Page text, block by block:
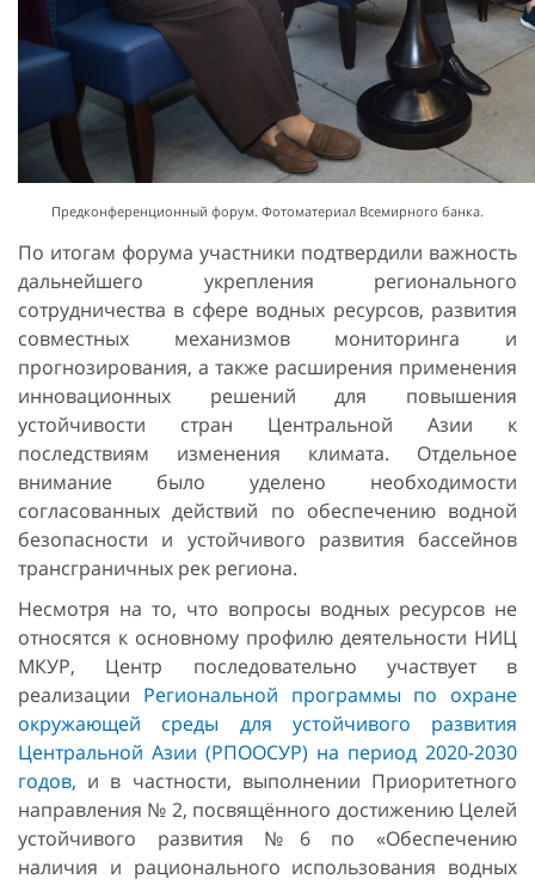
Предконференционный форум. Фотоматериал Всемирного банка.
По итогам форума участники подтвердили важность
дальнейшего укрепления регионального
сотрудничества в сфере водных ресурсов, развития
совместных механизмов мониторинга и
прогнозирования, а также расширения применения
инновационных решений для повышения
устойчивости стран Центральной Азии к
последствиям изменения климата. Отдельное
внимание было уделено необходимости
согласованных действий по обеспечению водной
безопасности и устойчивого развития бассейнов
трансграничных рек региона.
Несмотря на то, что вопросы водных ресурсов не
относятся к основному профилю деятельности НИЦ
МКУР, Центр последовательно участвует в
реализации Региональной программы по охране
окружающей среды для устойчивого развития
Центральной Азии (РПООСУР) на период 2020-2030
годов, и в частности, выполнении Приоритетного
направления № 2, посвящённого достижению Целей
устойчивого развития №6 по «Обеспечению
наличия и рационального использования водных